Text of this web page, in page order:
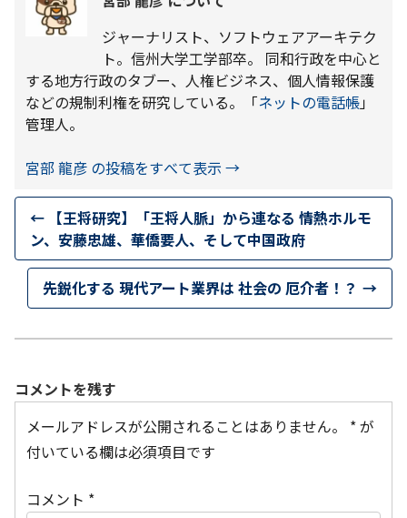
ジャーナリスト、ソフトウェアアーキテク
ト。信州大学工学部卒。 同和行政を中心と
する地方行政のタブー、人権ビジネス、個人情報保護
などの規制利権を研究している。「ネットの電話帳」
管理人。
宮部 龍彦 の投稿をすべて表示 →
← 【王将研究】「王将人脈」から連なる 情熱ホルモ
ン、安藤忠雄、華僑要人、そして中国政府
先鋭化する 現代アート業界は 社会の 厄介者！？ →
コメントを残す
メールアドレスが公開されることはありません。
*が
付いている欄は必須項目です
コメント *